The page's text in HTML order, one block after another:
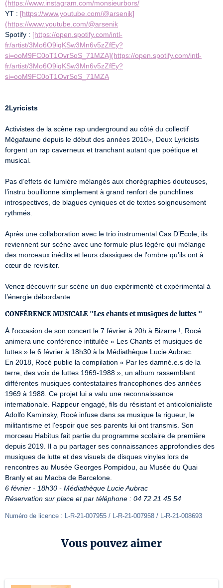
(https://www.instagram.com/monsieurbors/
YT : [https://www.youtube.com/@arsenik]
(https://www.youtube.com/@arsenik
Spotify : [https://open.spotify.com/intl-
fr/artist/3Mo6O9iqKSw3Mn6v5zZfEy?
si=ooM9FC0oT1OvrSoS_71MZA](https://open.spotify.com/intl-
fr/artist/3Mo6O9iqKSw3Mn6v5zZfEy?
si=ooM9FC0oT1OvrSoS_71MZA
2Lyricists
Activistes de la scène rap underground au côté du collectif
Mégafaune depuis le début des années 2010», Deux Lyricists
forgent un rap caverneux et tranchant autant que poétique et
musical.
Pas d’effets de lumière mélangés aux chorégraphies douteuses,
l’instru bouillonne simplement à grand renfort de punchlines
introspectives, de blagues cyniques et de textes soigneusement
rythmés.
Après une collaboration avec le trio instrumental Cas D’Ecole, ils
reviennent sur scène avec une formule plus légère qui mélange
des morceaux inédits et leurs classiques de l’ombre qu’ils ont à
cœur de revisiter.
Venez découvrir sur scène un duo expérimenté et expérimental à
l’énergie débordante.
CONFÉRENCE MUSICALE "Les chants et musiques de luttes "
À l'occasion de son concert le 7 février à 20h à Bizarre !, Rocé
animera une conférence intitulée « Les Chants et musiques de
luttes » le 6 février à 18h30 à la Médiathèque Lucie Aubrac.
En 2018, Rocé publie la compilation « Par les damné.e.s de la
terre, des voix de luttes 1969-1988 », un album rassemblant
différentes musiques contestataires francophones des années
1969 à 1988. Ce projet lui a valu une reconnaissance
internationale. Rappeur engagé, fils du résistant et anticolonialiste
Adolfo Kaminsky, Rocé infuse dans sa musique la rigueur, le
militantisme et l'espoir que ses parents lui ont transmis. Son
morceau Habitus fait partie du programme scolaire de première
depuis 2019. Il a pu partager ses connaissances approfondies des
musiques de lutte et des visuels de disques vinyles lors de
rencontres au Musée Georges Pompidou, au Musée du Quai
6 février - 18h30 - Médiathèque Lucie Aubrac
Réservation sur place et par téléphone : 04 72 21 45 54
Numéro de licence : L-R-21-007955 / L-R-21-007958 / L-R-21-008693
Vous pouvez aimer